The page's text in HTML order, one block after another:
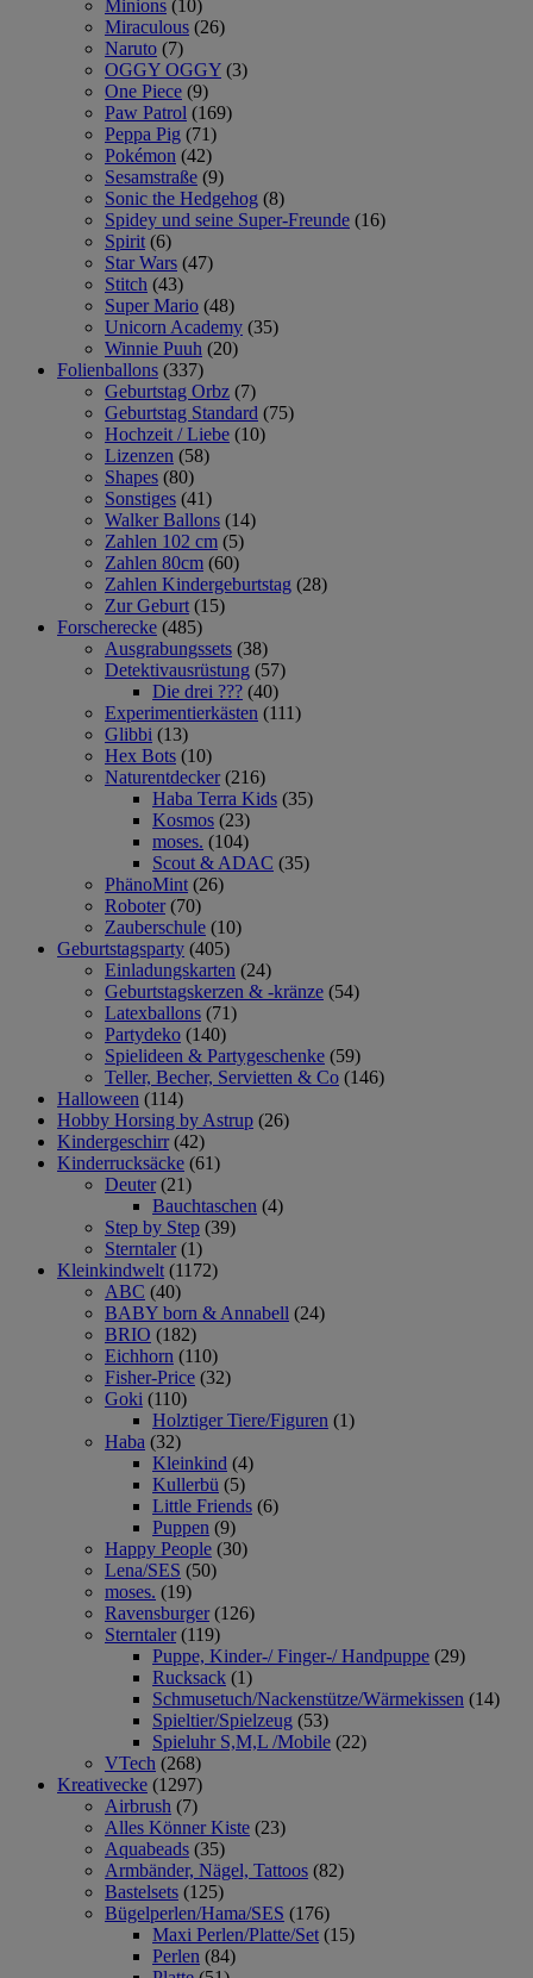
Minions (10)
Miraculous (26)
Naruto (7)
OGGY OGGY (3)
One Piece (9)
Paw Patrol (169)
Peppa Pig (71)
Pokémon (42)
Sesamstraße (9)
Sonic the Hedgehog (8)
Spidey und seine Super-Freunde (16)
Spirit (6)
Star Wars (47)
Stitch (43)
Super Mario (48)
Unicorn Academy (35)
Winnie Puuh (20)
Folienballons (337)
Geburtstag Orbz (7)
Geburtstag Standard (75)
Hochzeit / Liebe (10)
Lizenzen (58)
Shapes (80)
Sonstiges (41)
Walker Ballons (14)
Zahlen 102 cm (5)
Zahlen 80cm (60)
Zahlen Kindergeburtstag (28)
Zur Geburt (15)
Forscherecke (485)
Ausgrabungssets (38)
Detektivausrüstung (57)
Die drei ??? (40)
Experimentierkästen (111)
Glibbi (13)
Hex Bots (10)
Naturentdecker (216)
Haba Terra Kids (35)
Kosmos (23)
moses. (104)
Scout & ADAC (35)
PhänoMint (26)
Roboter (70)
Zauberschule (10)
Geburtstagsparty (405)
Einladungskarten (24)
Geburtstagskerzen & -kränze (54)
Latexballons (71)
Partydeko (140)
Spielideen & Partygeschenke (59)
Teller, Becher, Servietten & Co (146)
Halloween (114)
Hobby Horsing by Astrup (26)
Kindergeschirr (42)
Kinderrucksäcke (61)
Deuter (21)
Bauchtaschen (4)
Step by Step (39)
Sterntaler (1)
Kleinkindwelt (1172)
ABC (40)
BABY born & Annabell (24)
BRIO (182)
Eichhorn (110)
Fisher-Price (32)
Goki (110)
Holztiger Tiere/Figuren (1)
Haba (32)
Kleinkind (4)
Kullerbü (5)
Little Friends (6)
Puppen (9)
Happy People (30)
Lena/SES (50)
moses. (19)
Ravensburger (126)
Sterntaler (119)
Puppe, Kinder-/ Finger-/ Handpuppe (29)
Rucksack (1)
Schmusetuch/Nackenstütze/Wärmekissen (14)
Spieltier/Spielzeug (53)
Spieluhr S,M,L /Mobile (22)
VTech (268)
Kreativecke (1297)
Airbrush (7)
Alles Könner Kiste (23)
Aquabeads (35)
Armbänder, Nägel, Tattoos (82)
Bastelsets (125)
Bügelperlen/Hama/SES (176)
Maxi Perlen/Platte/Set (15)
Perlen (84)